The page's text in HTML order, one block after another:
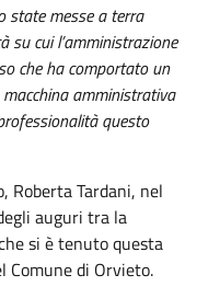
state messe a terra
cui l’amministrazione
che ha comportato un
amministrativa
questo
Roberta Tardani, nel
auguri tra la
si è tenuto questa
Comune di Orvieto.